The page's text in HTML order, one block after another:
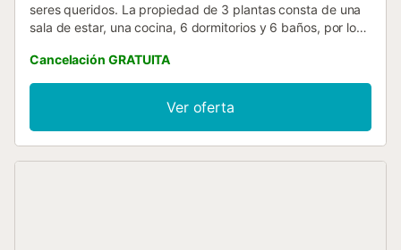
seres queridos. La propiedad de 3 plantas consta de una
sala de estar, una cocina, 6 dormitorios y 6 baños, por lo
incluyen Wi-Fi, televisión, ventilador, lavadora, así como
libros y juguetes para niños. Además, hay una mesa de
ping-pong disponible en la propiedad. También hay 2
cunas disponibles. Este alojamiento no dispone de: aire
acondicionado. Este alojamiento dispone de zona exterior
Cancelación GRATUITA
Ver oferta